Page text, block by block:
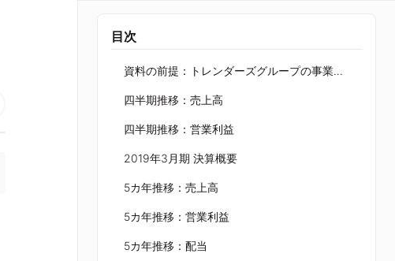
目次
資料の前提：トレンダーズグループの事業領域
四半期推移：売上高
四半期推移：営業利益
2019年3月期 決算概要
5カ年推移：売上高
5カ年推移：営業利益
5カ年推移：配当